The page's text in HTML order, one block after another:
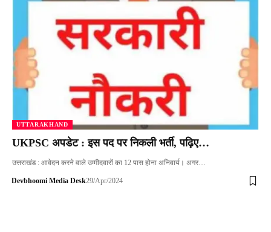
UTTARAKHAND
UKPSC अपडेट : इस पद पर निकली भर्ती, पढ़िए…
उत्तराखंड : आवेदन करने वाले उम्मीदवारों का 12 पास होना अनिवार्य। अगर…
Devbhoomi Media Desk29/Apr/2024